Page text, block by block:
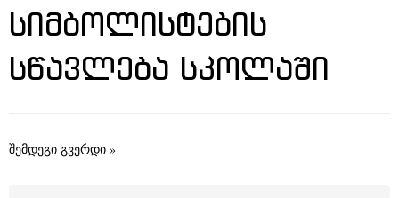
ᲡᲘᲛᲑᲝᲚᲘᲡᲢᲔᲑᲘᲡ
ᲡᲬᲐᲕᲚᲔᲑᲐ ᲡᲙᲝᲚᲐᲨᲘ
შემდეგი გვერდი »